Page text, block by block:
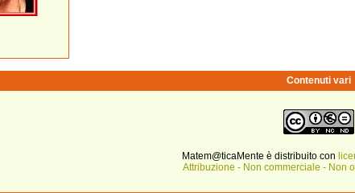
Contenuti vari
Matem@ticaMente è distribuito con
Attribuzione - Non commerciale - Non